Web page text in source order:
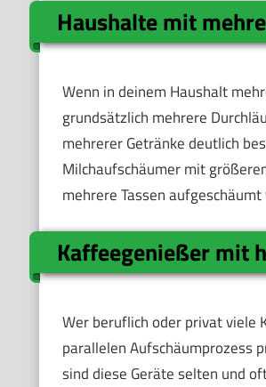
Haushalte mit
Wenn in deinem Haushalt
grundsätzlich mehrere
mehrerer Getränke deutlich
Milchaufschäumer mit
mehrere Tassen
Kaffeegenießer mit
Wer beruflich oder privat viele
parallelen Aufschäumprozess
sind diese Geräte selten und